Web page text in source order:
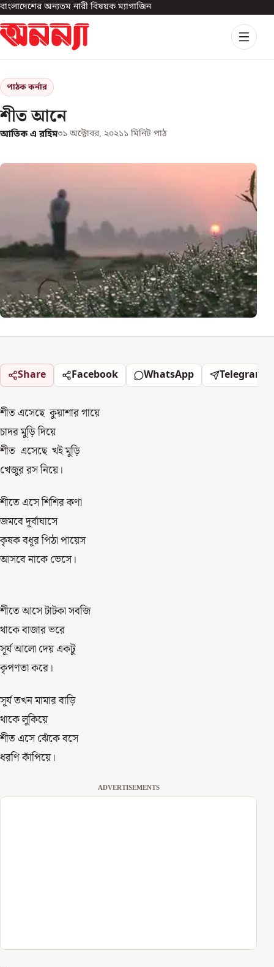
বাংলাদেশের অন্যতম নারী বিষয়ক ম্যাগাজিন
পাঠক কর্নার
শীত আনে
আতিক এ রহিম৩১ অক্টোবর, ২০২১১ মিনিট পাঠ
Share Facebook WhatsApp Telegram
শীত এসেছে কুয়াশার গায়ে
চাদর মুড়ি দিয়ে
শীত এসেছে খই মুড়ি
খেজুর রস নিয়ে।
শীতে এসে শিশির কণা
জমবে দূর্বাঘাসে
কৃষক বধূর পিঠা পায়েস
আসবে নাকে ভেসে।
শীতে আসে টাটকা সবজি
থাকে বাজার ভরে
সূর্য আলো দেয় একটু
কৃপণতা করে।
সূর্য তখন মামার বাড়ি
থাকে লুকিয়ে
শীত এসে ঝেঁকে বসে
ধরণি কাঁপিয়ে।
ADVERTISEMENTS